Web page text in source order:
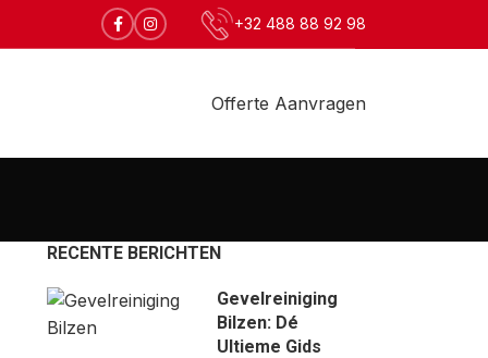
+32 488 88 92 98
Offerte Aanvragen
RECENTE BERICHTEN
Gevelreiniging
Bilzen: Dé
Ultieme Gids